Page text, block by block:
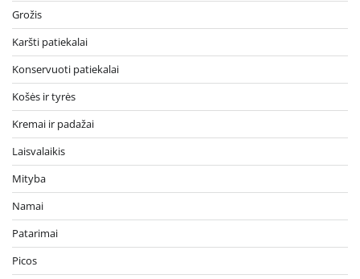
Grožis
Karšti patiekalai
Konservuoti patiekalai
Košės ir tyrės
Kremai ir padažai
Laisvalaikis
Mityba
Namai
Patarimai
Picos